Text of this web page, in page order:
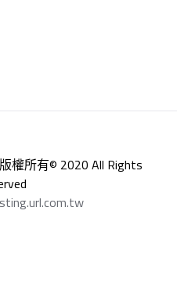
所有© 2020 All Rights